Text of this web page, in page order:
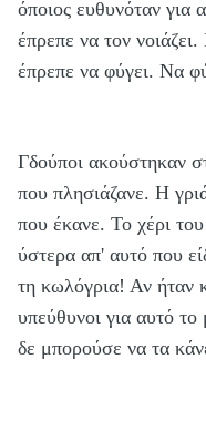
όποιος ευθυνόταν για
έπρεπε να τον
έπρεπε να φύγει. Να
Γδούποι ακούστηκαν
που πλησιάζανε. Η
που έκανε. Το χέρι
ύστερα απ' αυτό που
τη κωλόγρια! Αν ήταν
υπεύθυνοι για αυτό
δε μπορούσε να τα